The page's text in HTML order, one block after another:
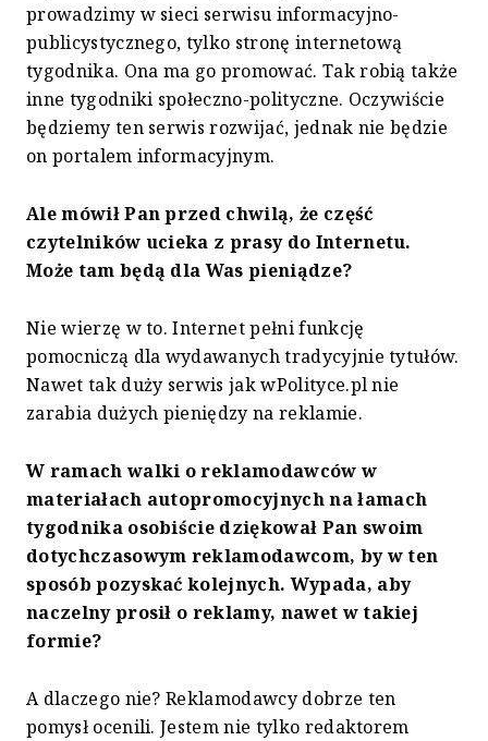
prowadzimy w sieci serwisu informacyjno-
publicystycznego, tylko stronę internetową
tygodnika. Ona ma go promować. Tak robią także
inne tygodniki społeczno-polityczne. Oczywiście
będziemy ten serwis rozwijać, jednak nie będzie
on portalem informacyjnym.
Ale mówił Pan przed chwilą, że część
czytelników ucieka z prasy do Internetu.
Może tam będą dla Was pieniądze?
Nie wierzę w to. Internet pełni funkcję
pomocniczą dla wydawanych tradycyjnie tytułów.
Nawet tak duży serwis jak wPolityce.pl nie
zarabia dużych pieniędzy na reklamie.
W ramach walki o reklamodawców w
materiałach autopromocyjnych na łamach
tygodnika osobiście dziękował Pan swoim
dotychczasowym reklamodawcom, by w ten
sposób pozyskać kolejnych. Wypada, aby
naczelny prosił o reklamy, nawet w takiej
formie?
A dlaczego nie? Reklamodawcy dobrze ten
pomysł ocenili. Jestem nie tylko redaktorem